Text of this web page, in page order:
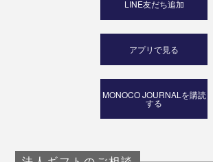
LINE友だち追加
アプリで見る
MONOCO JOURNALを購読
する